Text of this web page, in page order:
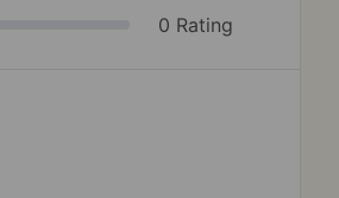
0 Rating